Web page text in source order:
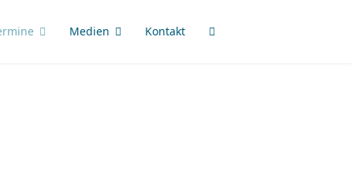
Medien Kontakt